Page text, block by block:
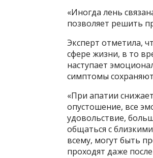
«Иногда лень
позволяет решить
Эксперт отметила,
сфере жизни, в то
наступает
симптомы
«При апатии
опустошение, все
удовольствие,
общаться с
всему, могут быть
проходят даже